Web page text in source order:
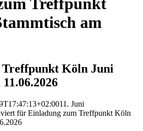
Treffpunkt
am
Köln Juni
11. Juni
für Einladung zum Treffpunkt Köln